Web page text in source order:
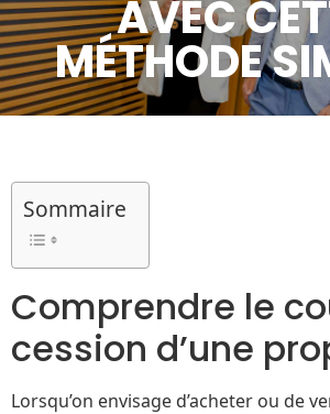
AVEC
MÉTHODE
Sommaire
Comprendre le
cession d’une
Lorsqu’on envisage d’acheter ou de